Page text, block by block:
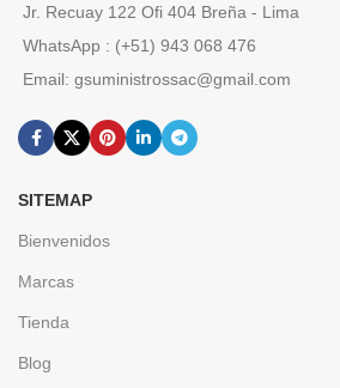
Jr. Recuay 122 Ofi 404 Breña - Lima
WhatsApp : (+51) 943 068 476
Email: gsuministrossac@gmail.com
SITEMAP
Bienvenidos
Marcas
Tienda
Blog